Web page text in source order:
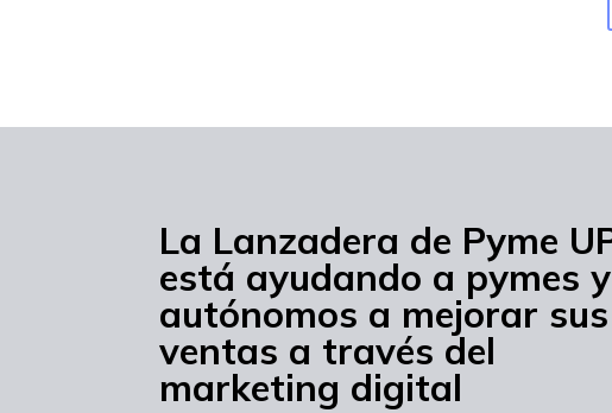
La Lanzadera de Pyme
está ayudando a pymes y
autónomos a mejorar sus
ventas a través del
marketing digital